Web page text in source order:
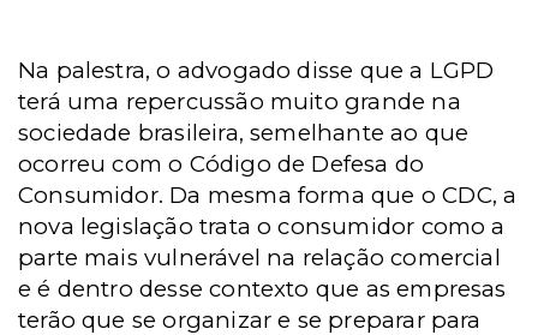
Na palestra, o advogado disse que a LGPD
terá uma repercussão muito grande na
sociedade brasileira, semelhante ao que
ocorreu com o Código de Defesa do
Consumidor. Da mesma forma que o CDC, a
nova legislação trata o consumidor como a
parte mais vulnerável na relação comercial
e é dentro desse contexto que as empresas
terão que se organizar e se preparar para